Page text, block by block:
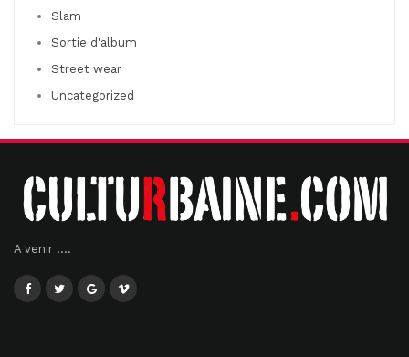
Slam
Sortie d'album
Street wear
Uncategorized
A venir ....